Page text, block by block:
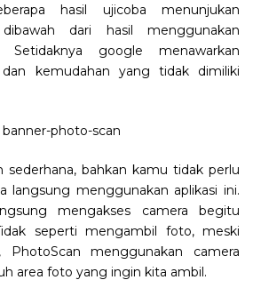
hasil ujicoba menunjukan
dari hasil menggunakan
Setidaknya google menawarkan
dan kemudahan yang tidak dimiliki
sederhana, bahkan kamu tidak perlu
langsung menggunakan aplikasi ini.
mengakses camera begitu
seperti mengambil foto, meski
PhotoScan menggunakan camera
area foto yang ingin kita ambil.